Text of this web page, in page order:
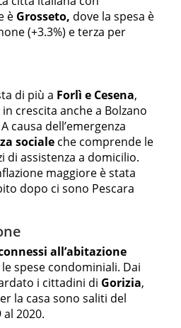
è Grosseto, dove la spesa è
(+3.3%) e terza per
di più a Forlì e Cesena,
crescita anche a Bolzano
causa dell’emergenza
sociale che comprende le
di assistenza a domicilio.
maggiore è stata
dopo ci sono Pescara
all’abitazione
spese condominiali. Dai
i cittadini di Gorizia,
la casa sono saliti del
2020.